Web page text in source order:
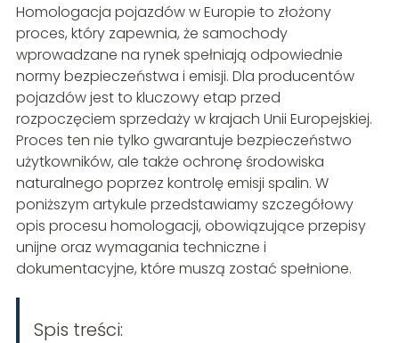
Homologacja pojazdów w Europie to złożony
proces, który zapewnia, że samochody
wprowadzane na rynek spełniają odpowiednie
normy bezpieczeństwa i emisji. Dla producentów
pojazdów jest to kluczowy etap przed
rozpoczęciem sprzedaży w krajach Unii Europejskiej.
Proces ten nie tylko gwarantuje bezpieczeństwo
użytkowników, ale także ochronę środowiska
naturalnego poprzez kontrolę emisji spalin. W
poniższym artykule przedstawiamy szczegółowy
opis procesu homologacji, obowiązujące przepisy
unijne oraz wymagania techniczne i
dokumentacyjne, które muszą zostać spełnione.
Spis treści: